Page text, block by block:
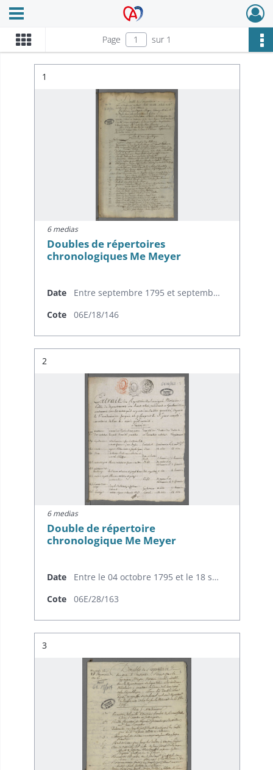
Archives Alsace - Colmar
Ouvrir le menu déroulant
Page sur 1
Résultat n°
1
6 medias
Doubles de répertoires
chronologiques Me Meyer
Date
Entre septembre 1795 et septembre 1796
Cote
06E/18/146
Résultat n°
2
6 medias
Double de répertoire
chronologique Me Meyer
Date
Entre le 04 octobre 1795 et le 18 septembre 1796
Cote
06E/28/163
Résultat n°
3